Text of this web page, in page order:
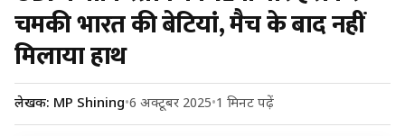
चमकी भारत की बेटियां, मैच के बाद नहीं
मिलाया हाथ
लेखक: MP Shining•6 अक्टूबर 2025•1 मिनट पढ़ें